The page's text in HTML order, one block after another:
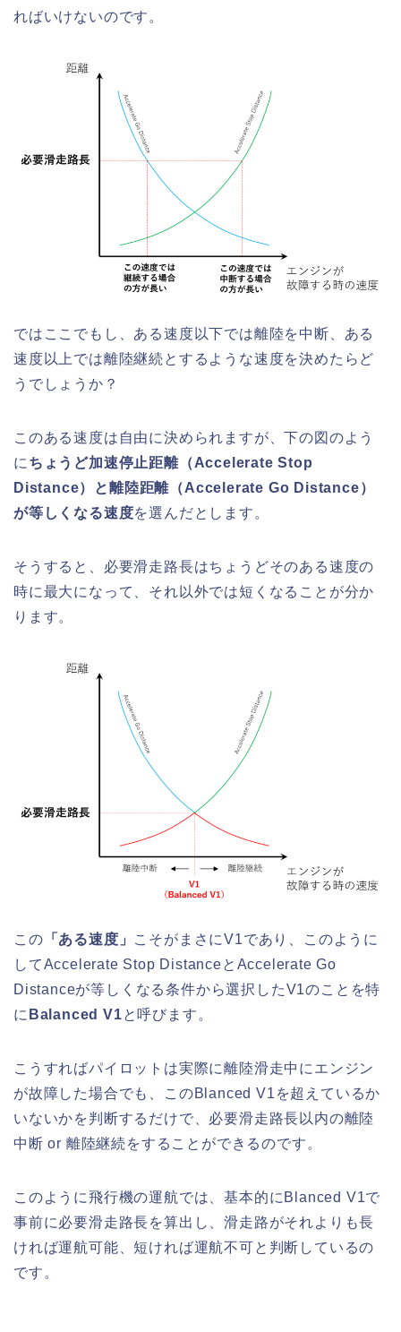
ればいけないのです。
ではここでもし、ある速度以下では離陸を中断、ある
速度以上では離陸継続とするような速度を決めたらど
うでしょうか？
このある速度は自由に決められますが、下の図のよう
に ちょうど加速停止距離（Accelerate Stop
Distance）と離陸距離（Accelerate Go Distance）
が等しくなる速度を選んだとします。
そうすると、必要滑走路長はちょうどそのある速度の
時に最大になって、それ以外では短くなることが分か
ります。
この 「ある速度」 こそがまさにV1であり、このように
してAccelerate Stop DistanceとAccelerate Go
Distanceが等しくなる条件から選択したV1のことを特
に Balanced V1と呼びます。
こうすればパイロットは実際に離陸滑走中にエンジン
が故障した場合でも、このBlanced V1を超えているか
いないかを判断するだけで、必要滑走路長以内の離陸
中断 or 離陸継続をすることができるのです。
このように飛行機の運航では、基本的にBlanced V1で
事前に必要滑走路長を算出し、滑走路がそれよりも長
ければ運航可能、短ければ運航不可と判断しているの
です。